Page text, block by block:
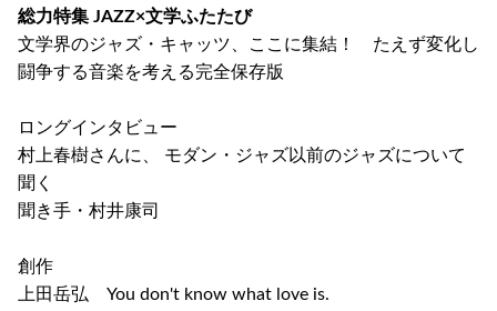
総力特集 JAZZ×文学ふたたび
文学界のジャズ・キャッツ、ここに集結！ たえず変化し
闘争する音楽を考える完全保存版
ロングインタビュー
村上春樹さんに、 モダン・ジャズ以前のジャズについて
聞く
聞き手・村井康司
創作
上田岳弘 You don't know what love is.